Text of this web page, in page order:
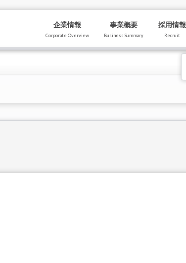
企業情報
Corporate Overview
事業概要
Business Summary
採用情報
Recruit